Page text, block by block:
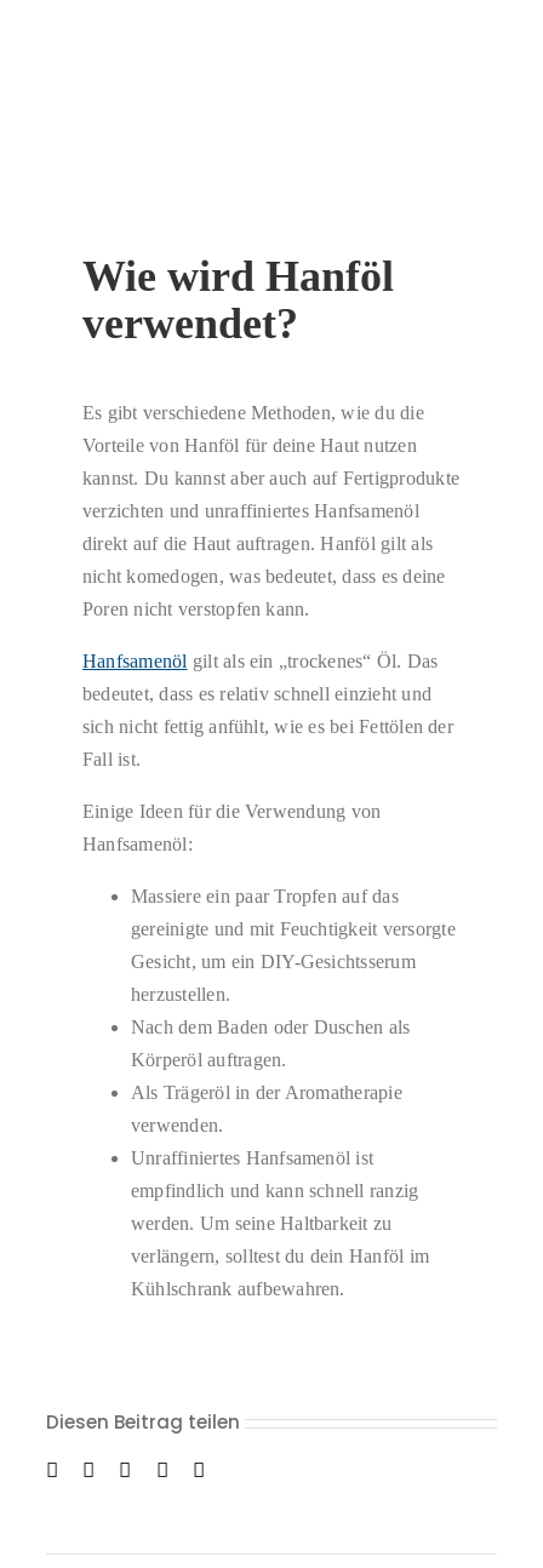
Wie wird Hanföl
verwendet?
Es gibt verschiedene Methoden, wie du die
Vorteile von Hanföl für deine Haut nutzen
kannst. Du kannst aber auch auf Fertigprodukte
verzichten und unraffiniertes Hanfsamenöl
direkt auf die Haut auftragen. Hanföl gilt als
nicht komedogen, was bedeutet, dass es deine
Poren nicht verstopfen kann.
Hanfsamenöl gilt als ein „trockenes“ Öl. Das
bedeutet, dass es relativ schnell einzieht und
sich nicht fettig anfühlt, wie es bei Fettölen der
Fall ist.
Einige Ideen für die Verwendung von
Hanfsamenöl:
Massiere ein paar Tropfen auf das
gereinigte und mit Feuchtigkeit versorgte
Gesicht, um ein DIY-Gesichtsserum
herzustellen.
Nach dem Baden oder Duschen als
Körperöl auftragen.
Als Trägeröl in der Aromatherapie
verwenden.
Unraffiniertes Hanfsamenöl ist
empfindlich und kann schnell ranzig
werden. Um seine Haltbarkeit zu
verlängern, solltest du dein Hanföl im
Kühlschrank aufbewahren.
Diesen Beitrag teilen